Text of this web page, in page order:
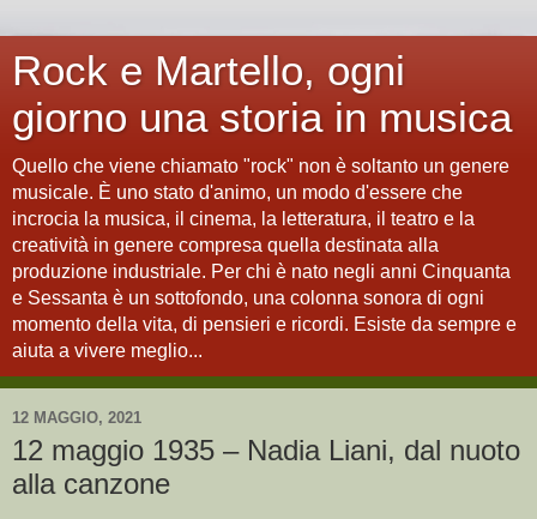
Rock e Martello, ogni
giorno una storia in musica
Quello che viene chiamato "rock" non è soltanto un genere
musicale. È uno stato d'animo, un modo d'essere che
incrocia la musica, il cinema, la letteratura, il teatro e la
creatività in genere compresa quella destinata alla
produzione industriale. Per chi è nato negli anni Cinquanta
e Sessanta è un sottofondo, una colonna sonora di ogni
momento della vita, di pensieri e ricordi. Esiste da sempre e
aiuta a vivere meglio...
12 MAGGIO, 2021
12 maggio 1935 – Nadia Liani, dal nuoto
alla canzone